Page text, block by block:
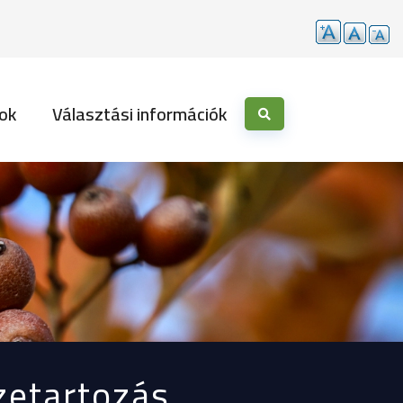
Választási információk